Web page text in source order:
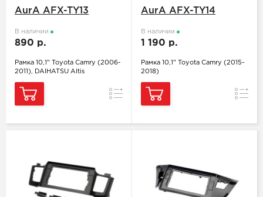
AurA AFX-TY13
В наличии
890 р.
Рамка 10,1" Toyota Camry (2006-
2011), DAIHATSU Altis
Сравнение
AurA AFX-TY14
В наличии
1 190 р.
Рамка 10,1" Toyota Camry (2015-
2018)